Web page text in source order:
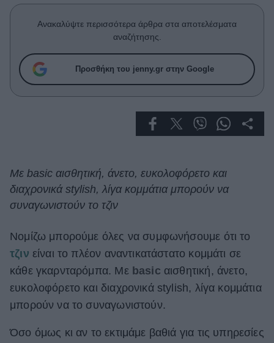
Celebrities
True Stories
Ask the Guru
Success Stories
Living
Deco
Green
Αφιερώματα
ΒΟΞ
Ανακαλύψτε περισσότερα άρθρα στα αποτελέσματα
αναζήτησης.
Προσθήκη του jenny.gr στην Google
Mε basic αισθητική, άνετο, ευκολοφόρετο και
διαχρονικά stylish, λίγα κομμάτια μπορούν να
συναγωνιστούν το τζιν
Νομίζω μπορούμε όλες να συμφωνήσουμε ότι το
τζιν είναι το πλέον αναντικατάστατο κομμάτι σε
κάθε γκαρνταρόμπα. Mεbasic αισθητική, άνετο,
ευκολοφόρετο και διαχρονικά stylish, λίγα κομμάτια
μπορούν να το συναγωνιστούν.
Όσο όμως κι αν το εκτιμάμε βαθιά για τις υπηρεσίες